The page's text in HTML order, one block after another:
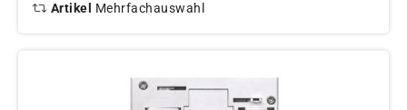
Artikel Mehrfachauswahl